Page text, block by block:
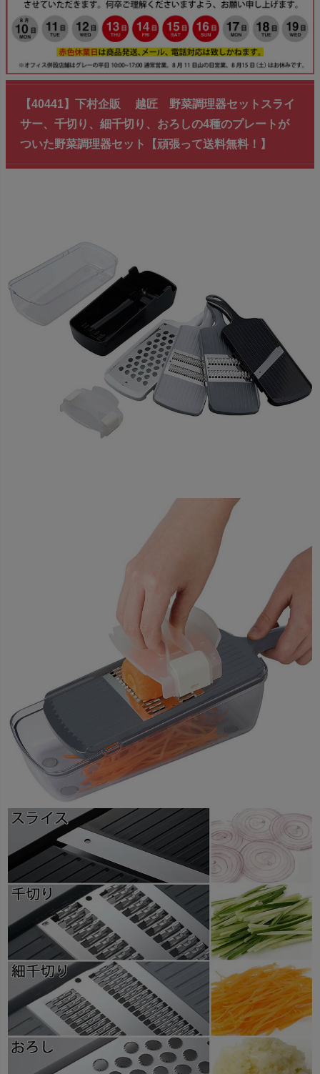
【40441】下村企販 越匠 野菜調理器セットスライ
サー、千切り、細千切り、おろしの4種のプレートが
ついた野菜調理器セット【頑張って送料無料！】